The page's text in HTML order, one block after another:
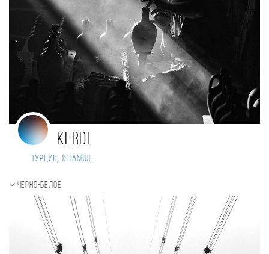
kerdi
Турция, Istanbul
Черно-белое